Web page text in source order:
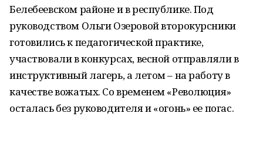
Белебеевском районе и в республике. Под
руководством Ольги Озеровой второкурсники
готовились к педагогической практике,
участвовали в конкурсах, весной отправляли в
инструктивный лагерь, а летом – на работу в
качестве вожатых. Со временем «Революция»
осталась без руководителя и «огонь» ее погас.